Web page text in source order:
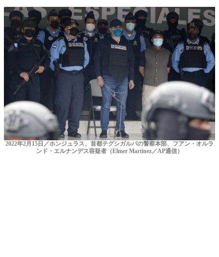
2022年2月15日／ホンジュラス、首都テグシガルパの警察本部、フアン・オルラ
ンド・エルナンデス容疑者（Elmer Martinez／AP通信）